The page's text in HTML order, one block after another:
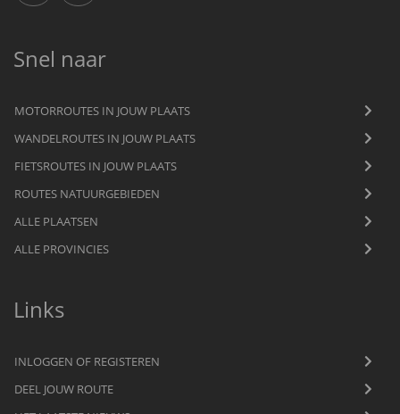
Snel naar
MOTORROUTES IN JOUW PLAATS
WANDELROUTES IN JOUW PLAATS
FIETSROUTES IN JOUW PLAATS
ROUTES NATUURGEBIEDEN
ALLE PLAATSEN
ALLE PROVINCIES
Links
INLOGGEN OF REGISTEREN
DEEL JOUW ROUTE